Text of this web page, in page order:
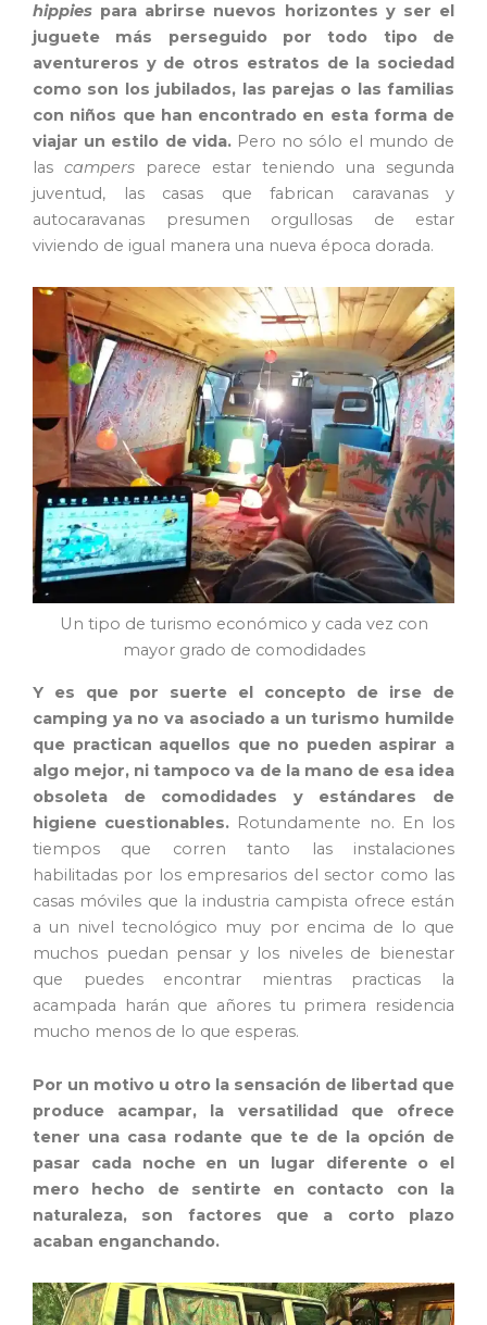
hippies para abrirse nuevos horizontes y ser el
juguete más perseguido por todo tipo de
aventureros y de otros estratos de la sociedad
como son los jubilados, las parejas o las familias
con niños que han encontrado en esta forma de
viajar un estilo de vida.Pero no sólo el mundo de
las campers parece estar teniendo una segunda
juventud, las casas que fabrican caravanas y
autocaravanas presumen orgullosas de estar
viviendo de igual manera una nueva época dorada.
Un tipo de turismo económico y cada vez con
mayor grado de comodidades
Y es que por suerte el concepto de irse de
camping ya no va asociado a un turismo humilde
que practican aquellos que no pueden aspirar a
algo mejor, ni tampoco va de la mano de esa idea
obsoleta de comodidades y estándares de
higiene cuestionables. Rotundamente no. En los
tiempos que corren tanto las instalaciones
habilitadas por los empresarios del sector como las
casas móviles que la industria campista ofrece están
a un nivel tecnológico muy por encima de lo que
muchos puedan pensar y los niveles de bienestar
que puedes encontrar mientras practicas la
acampada harán que añores tu primera residencia
mucho menos de lo que esperas.
Por un motivo u otro la sensación de libertad que
produce acampar, la versatilidad que ofrece
tener una casa rodante que te de la opción de
pasar cada noche en un lugar diferente o el
mero hecho de sentirte en contacto con la
naturaleza, son factores que a corto plazo
acaban enganchando.